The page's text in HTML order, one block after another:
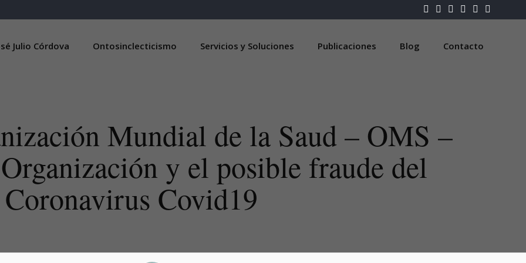
Julio Córdova Ontosinclecticismo Servicios y Soluciones Publicaciones Blog Contacto
Mundial de la Saud – OMS –
y el posible fraude del
Coronavirus Covid19